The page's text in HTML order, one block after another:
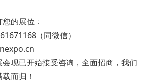
的展位：
（同微信）
现已开始接受咨询，全面招商，我们
而归！